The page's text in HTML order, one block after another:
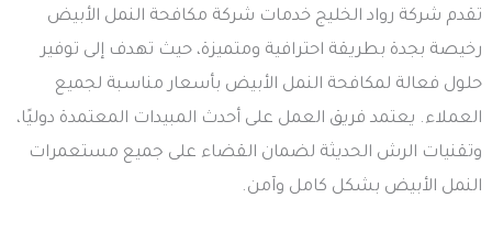
تقدم شركة رواد الخليج خدمات شركة مكافحة النمل الأبيض
رخيصة بجدة بطريقة احترافية ومتميزة، حيث تهدف إلى توفير
حلول فعالة لمكافحة النمل الأبيض بأسعار مناسبة لجميع
العملاء. يعتمد فريق العمل على أحدث المبيدات المعتمدة دوليًا،
وتقنيات الرش الحديثة لضمان القضاء على جميع مستعمرات
النمل الأبيض بشكل كامل وآمن.